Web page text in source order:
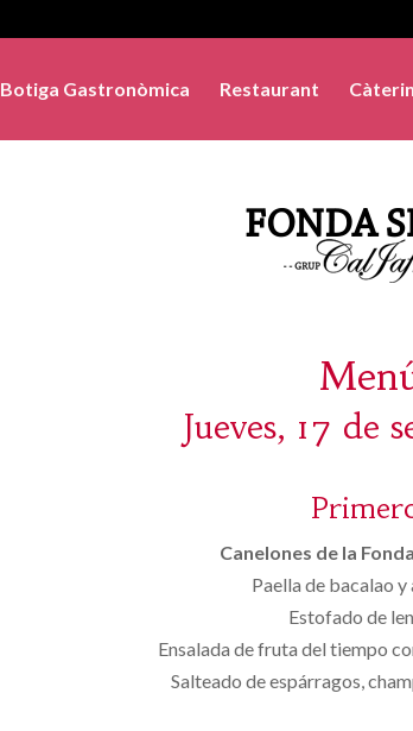
Botiga Gastronòmica Restaurant
Jueves, 17 de
Canelones de la
Paella de bacalao
Estofado de
Ensalada de fruta del tiempo
Salteado de espárragos,